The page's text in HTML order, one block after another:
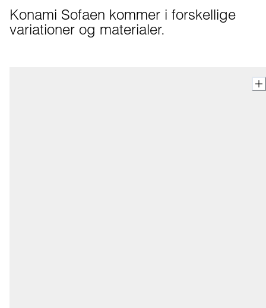
Konami Sofaen kommer i forskellige
variationer og materialer.